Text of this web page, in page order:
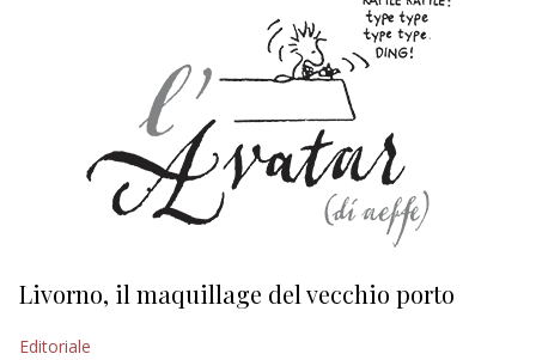
Livorno, il maquillage del vecchio porto
Editoriale